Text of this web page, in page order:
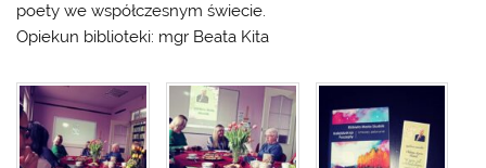
poety we współczesnym świecie.
Opiekun biblioteki: mgr Beata Kita